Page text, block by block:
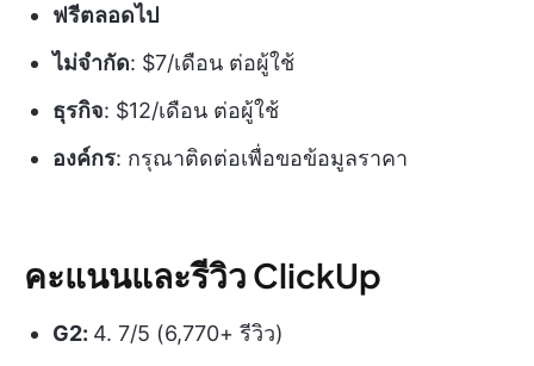
ฟรีตลอดไป
ไม่จำกัด: $7/เดือน ต่อผู้ใช้
ธุรกิจ: $12/เดือน ต่อผู้ใช้
องค์กร: กรุณาติดต่อเพื่อขอข้อมูลราคา
คะแนนและรีวิว ClickUp
G2: 4. 7/5 (6,770+ รีวิว)